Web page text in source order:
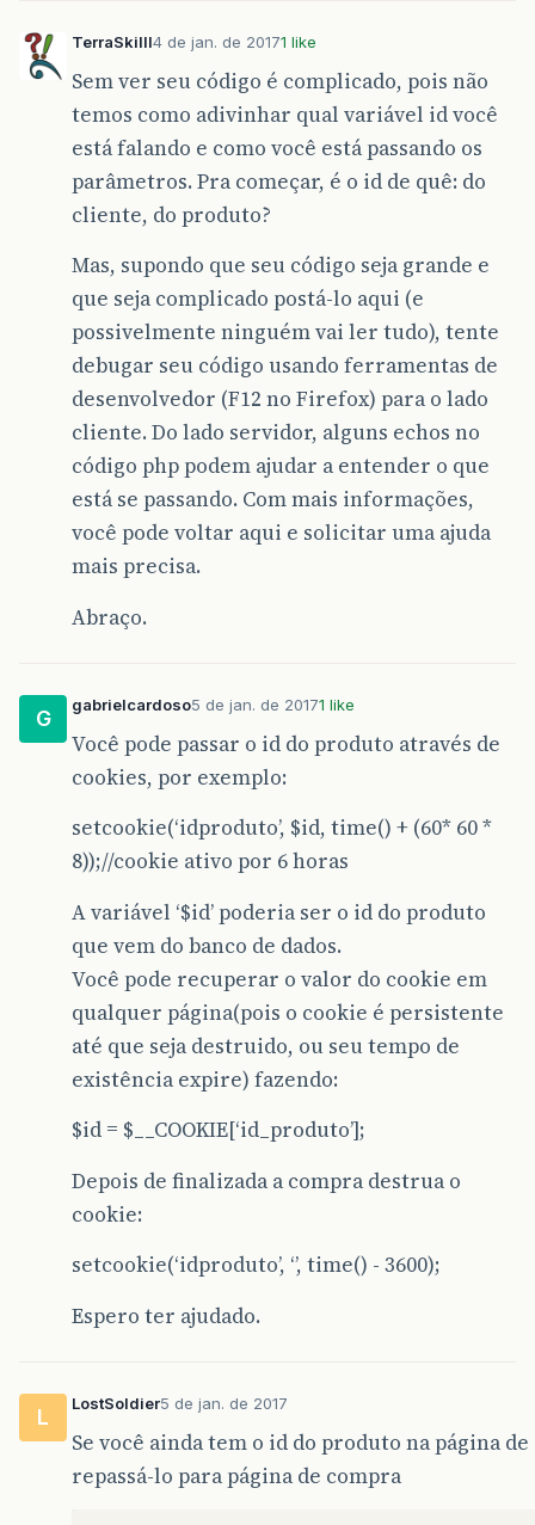
TerraSkilll4 de jan. de 20171 like
Sem ver seu código é complicado, pois não
temos como adivinhar qual variável id você
está falando e como você está passando os
parâmetros. Pra começar, é o id de quê: do
cliente, do produto?
Mas, supondo que seu código seja grande e
que seja complicado postá-lo aqui (e
possivelmente ninguém vai ler tudo), tente
debugar seu código usando ferramentas de
desenvolvedor (F12 no Firefox) para o lado
cliente. Do lado servidor, alguns echos no
código php podem ajudar a entender o que
está se passando. Com mais informações,
você pode voltar aqui e solicitar uma ajuda
mais precisa.
Abraço.
G
gabrielcardoso5 de jan. de 20171 like
Você pode passar o id do produto através de
cookies, por exemplo:
setcookie(‘idproduto’, $id, time() + (60* 60 *
8));//cookie ativo por 6 horas
A variável ‘$id’ poderia ser o id do produto
que vem do banco de dados.
Você pode recuperar o valor do cookie em
qualquer página(pois o cookie é persistente
até que seja destruido, ou seu tempo de
existência expire) fazendo:
$id = $__COOKIE[‘id_produto’];
Depois de finalizada a compra destrua o
cookie:
setcookie(‘idproduto’, ‘’, time() - 3600);
Espero ter ajudado.
L
LostSoldier5 de jan. de 2017
Se você ainda tem o id do produto na página
repassá-lo para página de compra